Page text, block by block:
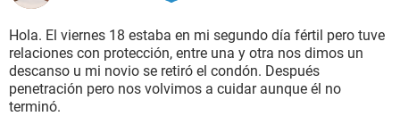
BIENESTAR
SEXUALIDAD
Hola. El viernes 18 estaba en mi segundo día fértil pero tuve
relaciones con protección, entre una y otra nos dimos un
descanso u mi novio se retiró el condón. Después
penetración pero nos volvimos a cuidar aunque él no
terminó.